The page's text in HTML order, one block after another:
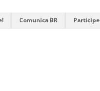
Comunica BR Participe